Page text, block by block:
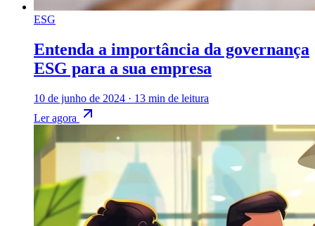
ESG
Entenda a importância da governança
ESG para a sua empresa
10 de junho de 2024 · 13 min de leitura
Ler agora